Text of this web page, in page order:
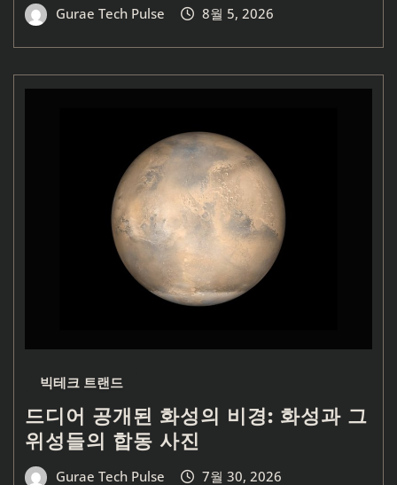
Gurae Tech Pulse 8월 5, 2026
빅테크 트랜드
드디어 공개된 화성의 비경: 화성과 그
위성들의 합동 사진
Gurae Tech Pulse 7월 30, 2026